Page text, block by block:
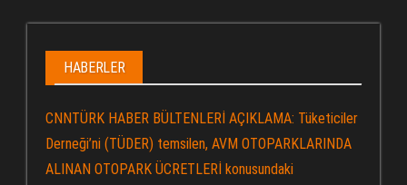
HABERLER
CNNTÜRK HABER BÜLTENLERİ AÇIKLAMA: Tüketiciler
Derneği’ni (TÜDER) temsilen, AVM OTOPARKLARINDA
ALINAN OTOPARK ÜCRETLERİ konusundaki